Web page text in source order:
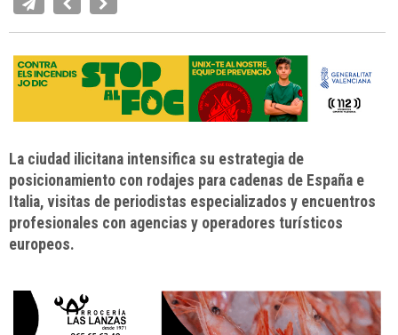
La ciudad ilicitana intensifica su estrategia de
posicionamiento con rodajes para cadenas de España e
Italia, visitas de periodistas especializados y encuentros
profesionales con agencias y operadores turísticos
europeos.